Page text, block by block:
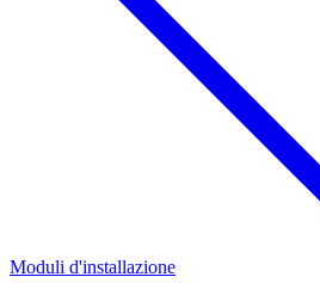
Moduli d'installazione